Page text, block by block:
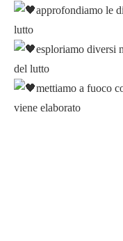
approfondiamo le
lutto
esploriamo diversi
del lutto
mettiamo a fuoco
viene elaborato